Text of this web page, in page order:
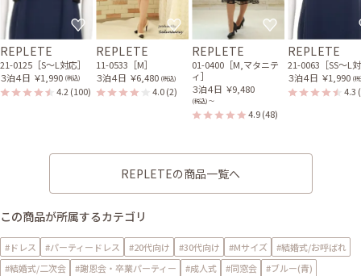
REPLETE
21-0125［S〜L対応］
３泊４日 ￥1,990 (税込)
4.2 (100)
REPLETE
11-0533［M］
３泊４日 ￥6,480 (税込)
4.0(2)
REPLETE
01-0400［M,マタニテ
ィ］
３泊４日 ￥9,480
(税込) 〜
4.9(48)
REPLETE
21-0063［SS〜L
３泊４日 ￥1,990 (
4.3
REPLETEの商品一覧へ
この商品が所属するカテゴリ
#ドレス #パーティードレス #20代向け #30代向け #Mサイズ
#結婚式/お呼ばれ
#結婚式/二次会
#謝恩会・卒業パーティー #成人式 #同窓会 #ブルー(青)